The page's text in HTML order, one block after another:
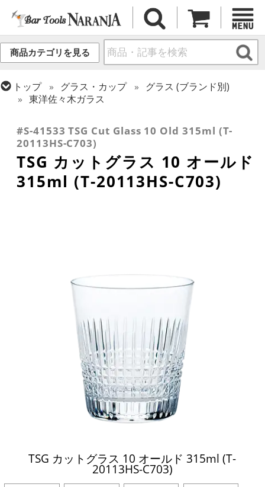
商品カテゴリを見る
トップ グラス・カップ
グラス (ブランド別)
東洋佐々木ガラス
ロックグラス
#S-41533 TSG Cut Glass 10 Old 315ml (T-
20113HS-C703)
TSG カットグラス 10 オールド
315ml (T-20113HS-C703)
TSG カットグラス 10 オールド 315ml (T-
20113HS-C703)